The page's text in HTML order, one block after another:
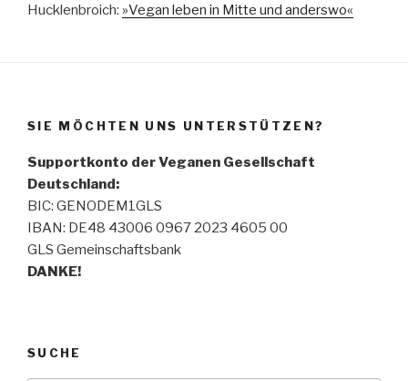
Hucklenbroich: »Vegan leben in Mitte und anderswo«
SIE MÖCHTEN UNS UNTERSTÜTZEN?
Supportkonto der Veganen Gesellschaft
Deutschland:
BIC: GENODEM1GLS
IBAN: DE48 43006 0967 2023 4605 00
GLS Gemeinschaftsbank
DANKE!
SUCHE